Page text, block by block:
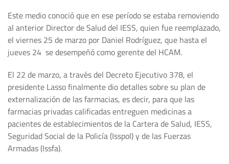
Este medio conoció que en ese período se estaba removiendo
al anterior Director de Salud del IESS, quien fue reemplazado,
el viernes 25 de marzo por Daniel Rodríguez, que hasta el
jueves 24 se desempeñó como gerente del HCAM.
El 22 de marzo, a través del Decreto Ejecutivo 378, el
presidente Lasso finalmente dio detalles sobre su plan de
externalización de las farmacias, es decir, para que las
farmacias privadas calificadas entreguen medicinas a
pacientes de establecimientos de la Cartera de Salud, IESS,
Seguridad Social de la Policía (Isspol) y de las Fuerzas
Armadas (Issfa).